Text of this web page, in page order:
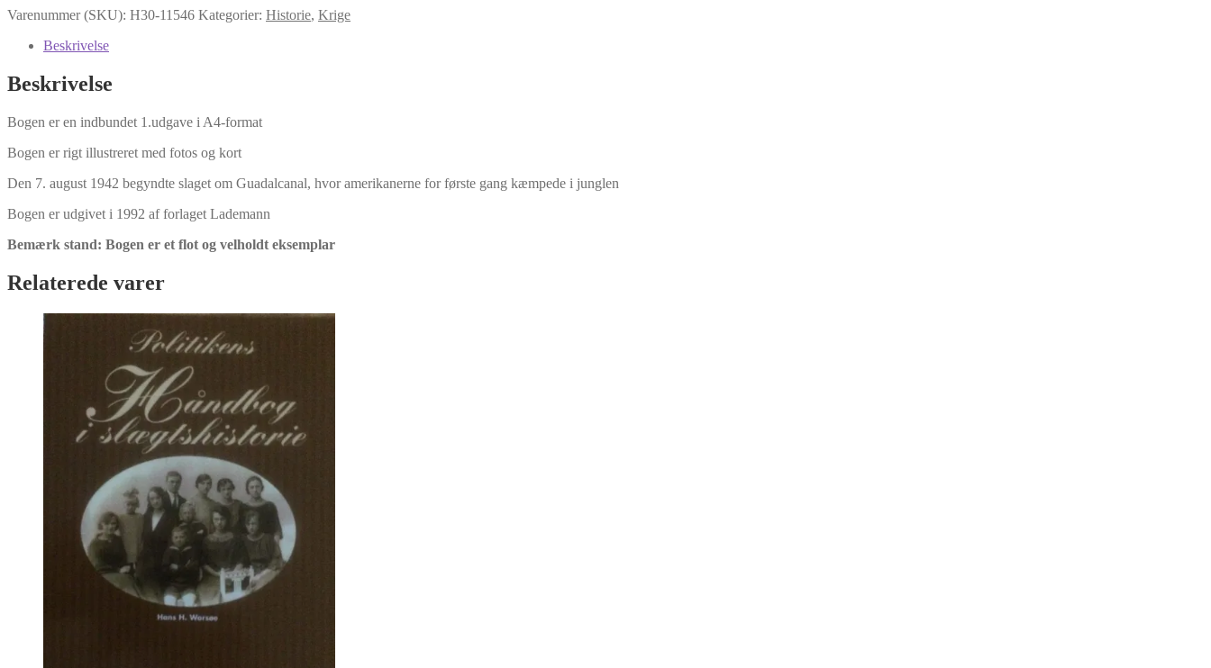
Varenummer (SKU): H30-11546 Kategorier: Historie, Krige
Beskrivelse
Beskrivelse
Bogen er en indbundet 1.udgave i A4-format
Bogen er rigt illustreret med fotos og kort
Den 7. august 1942 begyndte slaget om Guadalcanal, hvor amerikanerne for første gang kæmpede i junglen
Bogen er udgivet i 1992 af forlaget Lademann
Bemærk stand: Bogen er et flot og velholdt eksemplar
Relaterede varer